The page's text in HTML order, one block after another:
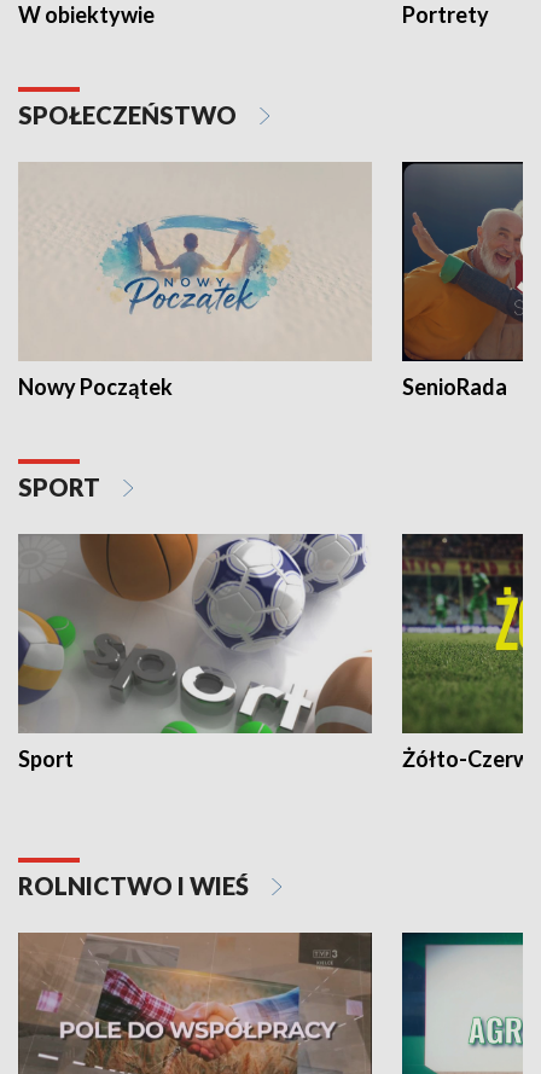
W obiektywie Portrety
SPOŁECZEŃSTWO
Nowy Początek SenioRada
SPORT
Sport Żółto-
ROLNICTWO I WIEŚ